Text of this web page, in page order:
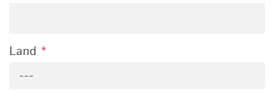
Land *
---